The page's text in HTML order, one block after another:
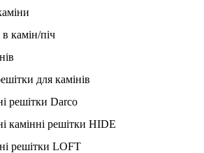
камін/піч
для камінів
решітки Darco
камінні решітки HIDE
решітки LOFT